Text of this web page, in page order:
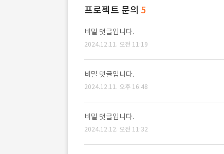
프로젝트 문의 5
비밀 댓글입니다.
2024.12.11. 오전 11:19
비밀 댓글입니다.
2024.12.11. 오후 16:48
비밀 댓글입니다.
2024.12.12. 오전 11:32